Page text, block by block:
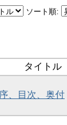
ソート順:
タイトル
、目次、奥付